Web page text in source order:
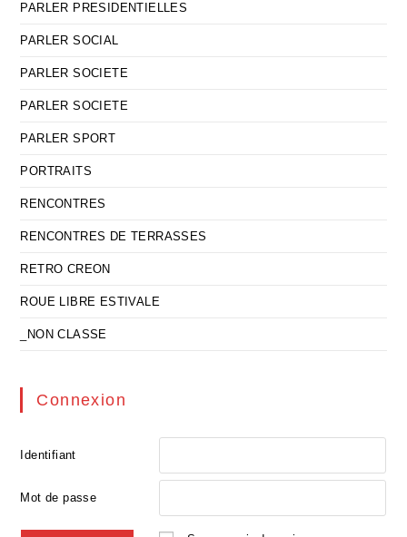
PARLER PRESIDENTIELLES
PARLER SOCIAL
PARLER SOCIETE
PARLER SOCIETE
PARLER SPORT
PORTRAITS
RENCONTRES
RENCONTRES DE TERRASSES
RETRO CREON
ROUE LIBRE ESTIVALE
_NON CLASSE
Connexion
Identifiant
Mot de passe